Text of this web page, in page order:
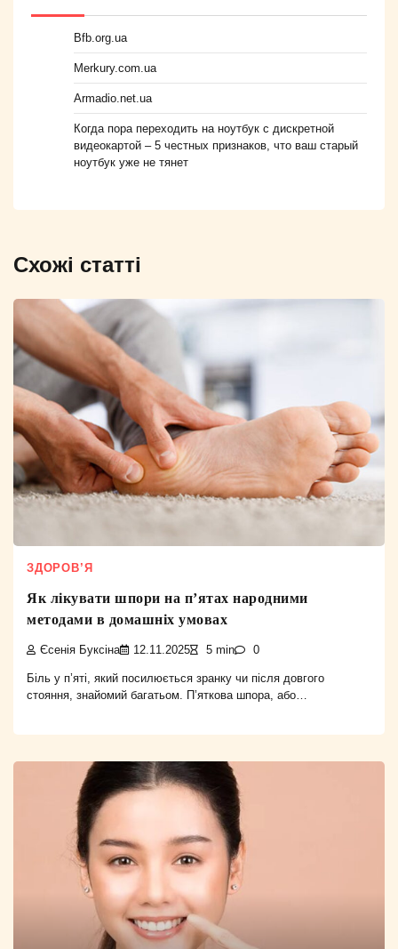
Bfb.org.ua
Merkury.com.ua
Armadio.net.ua
Когда пора переходить на ноутбук с дискретной
видеокартой – 5 честных признаков, что ваш старый
ноутбук уже не тянет
Схожі статті
ЗДОРОВ’Я
Як лікувати шпори на п’ятах народними
методами в домашніх умовах
Єсенія Буксіна 12.11.2025 5 min 0
Біль у п’яті, який посилюється зранку чи після довгого
стояння, знайомий багатьом. П’яткова шпора, або…